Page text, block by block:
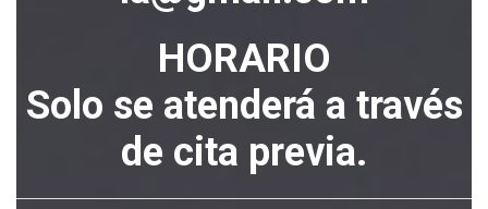
HORARIO
Solo se atenderá a través
de cita previa.